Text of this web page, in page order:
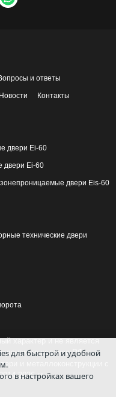
и ответы
Новости Контакты
двери Ei-60
двери Ei-60
двери Eis-60
технические двери
характер и не является
кодекса РФ.
и металлоконструкции с
2026 гг.
для быстрой и удобной
в настройках вашего